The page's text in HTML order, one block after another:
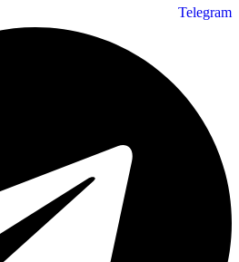
Telegram